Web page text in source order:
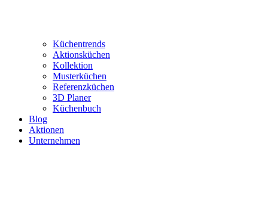
Küchentrends
Aktionsküchen
Kollektion
Musterküchen
Referenzküchen
3D Planer
Küchenbuch
Blog
Aktionen
Unternehmen